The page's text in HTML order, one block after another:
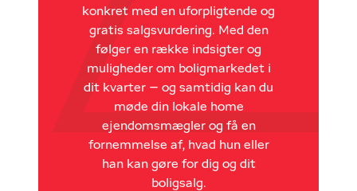
konkret med en uforpligtende og
gratis salgsvurdering. Med den
følger en række indsigter og
muligheder om boligmarkedet i
dit kvarter – og samtidig kan du
møde din lokale home
ejendomsmægler og få en
fornemmelse af, hvad hun eller
han kan gøre for dig og dit
boligsalg.